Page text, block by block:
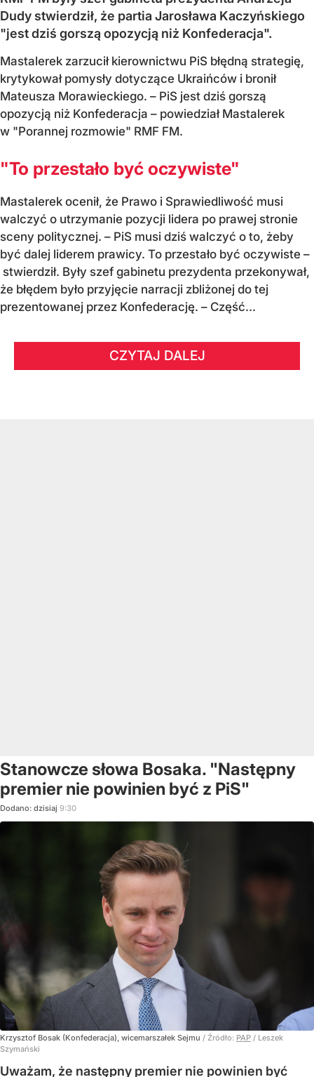
Dudy stwierdził, że partia Jarosława Kaczyńskiego
"jest dziś gorszą opozycją niż Konfederacja".
Mastalerek zarzucił kierownictwu PiS błędną strategię,
krytykował pomysły dotyczące Ukraińców i bronił
Mateusza Morawieckiego. – PiS jest dziś gorszą
opozycją niż Konfederacja – powiedział Mastalerek
w "Porannej rozmowie" RMF FM.
"To przestało być oczywiste"
Mastalerek ocenił, że Prawo i Sprawiedliwość musi
walczyć o utrzymanie pozycji lidera po prawej stronie
sceny politycznej. – PiS musi dziś walczyć o to, żeby
być dalej liderem prawicy. To przestało być oczywiste –
stwierdził. Były szef gabinetu prezydenta przekonywał,
że błędem było przyjęcie narracji zbliżonej do tej
prezentowanej przez Konfederację. – Część...
CZYTAJ DALEJ
Stanowcze słowa Bosaka. "Następny
premier nie powinien być z PiS"
Dodano: dzisiaj 9:30
Krzysztof Bosak (Konfederacja), wicemarszałek Sejmu / Źródło: PAP / Leszek
Szymański
Uważam, że następny premier nie powinien być